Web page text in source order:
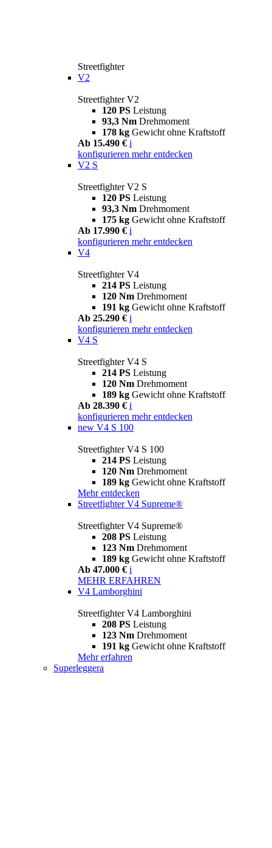
Streetfighter
V2
Streetfighter V2
120 PS Leistung
93,3 Nm Drehmoment
178 kg Gewicht ohne Kraftstoff
Ab 15.490 € i
konfigurieren mehr entdecken
V2 S
Streetfighter V2 S
120 PS Leistung
93,3 Nm Drehmoment
175 kg Gewicht ohne Kraftstoff
Ab 17.990 € i
konfigurieren mehr entdecken
V4
Streetfighter V4
214 PS Leistung
120 Nm Drehmoment
191 kg Gewicht ohne Kraftstoff
Ab 25.290 € i
konfigurieren mehr entdecken
V4 S
Streetfighter V4 S
214 PS Leistung
120 Nm Drehmoment
189 kg Gewicht ohne Kraftstoff
Ab 28.390 € i
konfigurieren mehr entdecken
new V4 S 100
Streetfighter V4 S 100
214 PS Leistung
120 Nm Drehmoment
189 kg Gewicht ohne Kraftstoff
Mehr entdecken
Streetfighter V4 Supreme®
Streetfighter V4 Supreme®
208 PS Leistung
123 Nm Drehmoment
189 kg Gewicht ohne Kraftstoff
Ab 47.000 € i
MEHR ERFAHREN
V4 Lamborghini
Streetfighter V4 Lamborghini
208 PS Leistung
123 Nm Drehmoment
191 kg Gewicht ohne Kraftstoff
Mehr erfahren
Superleggera